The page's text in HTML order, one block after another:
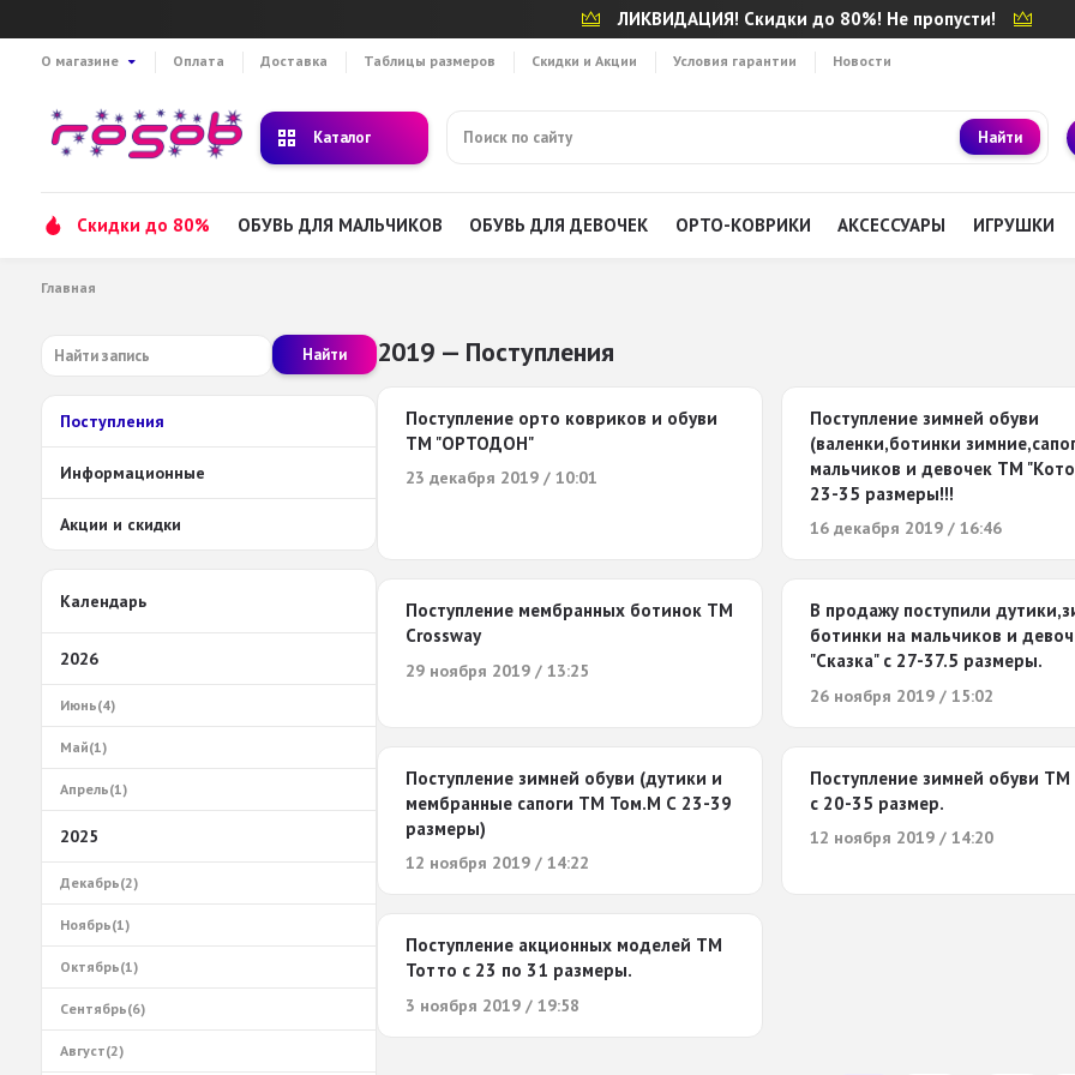
ЛИКВИДАЦИЯ! Скидки до 80%! Не пропусти!
О магазине Оплата Доставка Таблицы размеров Скидки и Акции Условия гарантии Новости
Каталог Найти
Скидки до 80% ОБУВЬ ДЛЯ МАЛЬЧИКОВ ОБУВЬ ДЛЯ ДЕВОЧЕК ОРТО-КОВРИКИ АКСЕССУАРЫ ИГРУШКИ
Главная
Найти
Поступления
Информационные
Акции и скидки
Календарь
2026
Июнь(4)
Май(1)
Апрель(1)
2025
Декабрь(2)
Ноябрь(1)
Октябрь(1)
Сентябрь(6)
Август(2)
2019 — Поступления
Поступление орто ковриков и обуви
ТМ "ОРТОДОН"
23 декабря 2019 / 10:01
Поступление зимней обуви
(валенки,ботинки
мальчиков и девочек ТМ
23-35 размеры!!!
16 декабря 2019 / 16:46
Поступление мембранных ботинок ТМ
Crossway
29 ноября 2019 / 13:25
В продажу поступили
ботинки на мальчиков и
"Сказка" с 27-37.5 размеры.
26 ноября 2019 / 15:02
Поступление зимней обуви (дутики и
мембранные сапоги ТМ Том.М С 23-39
размеры)
12 ноября 2019 / 14:22
Поступление зимней обуви ТМ
с 20-35 размер.
12 ноября 2019 / 14:20
Поступление акционных моделей ТМ
Тотто с 23 по 31 размеры.
3 ноября 2019 / 19:58